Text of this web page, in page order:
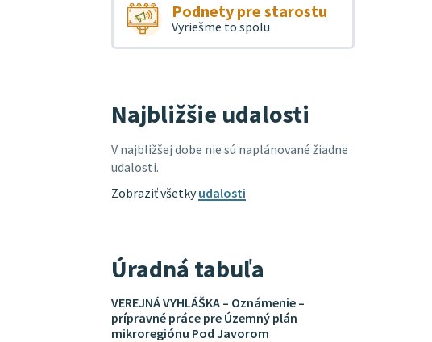
Podnety pre starostu
Vyriešme to spolu
Najbližšie udalosti
V najbližšej dobe nie sú naplánované žiadne
udalosti.
Zobraziť všetkyudalosti
Úradná tabuľa
VEREJNÁ VYHLÁŠKA – Oznámenie –
prípravné práce pre Územný plán
mikroregiónu Pod Javorom